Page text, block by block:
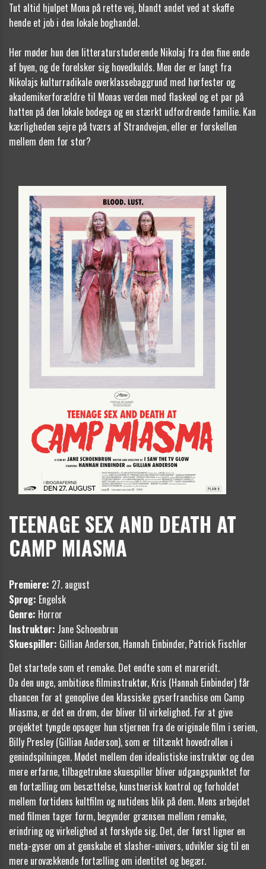
Tut altid hjulpet Mona på rette vej, blandt andet ved at skaffe
hende et job i den lokale boghandel.
Her møder hun den litteraturstuderende Nikolaj fra den fine ende
af byen, og de forelsker sig hovedkulds. Men der er langt fra
Nikolajs kulturradikale overklassebaggrund med hørfester og
akademikerforældre til Monas verden med flaskeøl og et par på
hatten på den lokale bodega og en stærkt udfordrende familie. Kan
kærligheden sejre på tværs af Strandvejen, eller er forskellen
mellem dem for stor?
TEENAGE SEX AND DEATH AT
CAMP MIASMA
Premiere: 27. august
Sprog: Engelsk
Genre: Horror
Instruktør: Jane Schoenbrun
Skuespiller: Gillian Anderson, Hannah Einbinder, Patrick Fischler
Det startede som et remake. Det endte som et mareridt.
Da den unge, ambitiøse filminstruktør, Kris (Hannah Einbinder) får
chancen for at genoplive den klassiske gyserfranchise om Camp
Miasma, er det en drøm, der bliver til virkelighed. For at give
projektet tyngde opsøger hun stjernen fra de originale film i serien,
Billy Presley (Gillian Anderson), som er tiltænkt hovedrollen i
genindspilningen. Mødet mellem den idealistiske instruktør og den
mere erfarne, tilbagetrukne skuespiller bliver udgangspunktet for
en fortælling om besættelse, kunstnerisk kontrol og forholdet
mellem fortidens kultfilm og nutidens blik på dem. Mens arbejdet
med filmen tager form, begynder grænsen mellem remake,
erindring og virkelighed at forskyde sig. Det, der først ligner en
meta-gyser om at genskabe et slasher-univers, udvikler sig til en
mere urovækkende fortælling om identitet og begær.